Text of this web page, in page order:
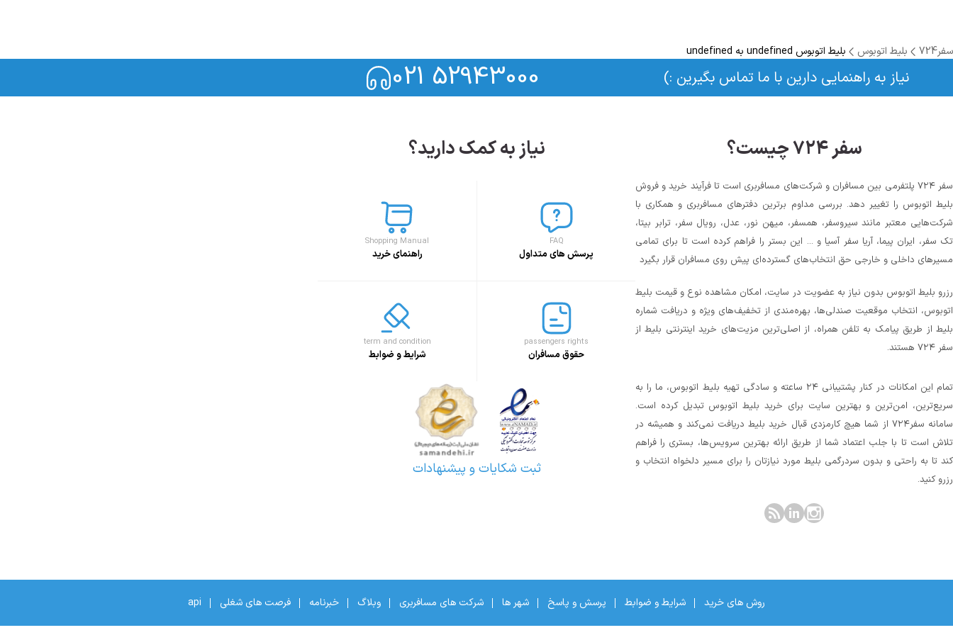
سفر724 بلیط اتوبوس بلیط اتوبوس undefined به undefined
نیاز به راهنمایی دارین با ما تماس بگیرین :) 021 52943000
سفر ۷۲۴ چیست؟
سفر ۷۲۴ پلتفرمی بین مسافران و شرکت‌های مسافربری است تا فرآیند خرید و فروش
بلیط اتوبوس را تغییر دهد. بررسی مداوم برترین دفترهای مسافربری و همکاری با
شرکت‌هایی معتبر مانند سیروسفر، همسفر، میهن‌ نور، عدل، رویال سفر، ترابر بیتا،
تک سفر، ایران پیما، آریا سفر آسیا و ... این بستر را فراهم کرده است تا برای تمامی
مسیرهای داخلی و خارجی حق انتخاب‌های گسترده‌ای پیش روی مسافران قرار بگیرد
رزرو بلیط اتوبوس بدون نیاز به عضویت در سایت، امکان مشاهده نوع و قیمت بلیط
اتوبوس، انتخاب موقعیت صندلی‌ها، بهره‌مندی از تخفیف‌های ویژه و دریافت شماره‌
بلیط از طریق پیامک به تلفن همراه، از اصلی‌ترین مزیت‌های خرید اینترنتی بلیط از
سفر ۷۲۴ هستند.
تمام این امکانات در کنار پشتیبانی‌ ۲۴ ساعته و سادگی تهیه بلیط اتوبوس، ما را به
سریع‌ترین، امن‌ترین و بهترین سایت برای خرید بلیط اتوبوس تبدیل کرده است.
سامانه سفر۷۲۴ از شما هیچ کارمزدی قبال خرید بلیط دریافت نمی‌کند و همیشه در
تلاش است تا با جلب اعتماد شما از طریق ارائه بهترین سرویس‌ها، بستری را فراهم
کند تا به راحتی و بدون سردرگمی بلیط مورد نیازتان را برای مسیر دلخواه انتخاب و
رزرو کنید.
نیاز به کمک دارید؟
FAQ
پرسش های متداول
Shopping Manual
راهنمای خرید
passengers rights
حقوق مسافران
term and condition
شرایط و ضوابط
ثبت شکایات و پیشنهادات
روش های خرید شرایط و ضوابط پرسش و پاسخ شهر ها شرکت های مسافربری وبلاگ خبرنامه فرصت های شغلی api